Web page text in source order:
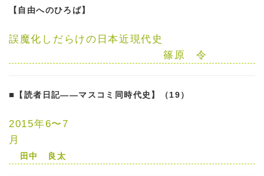
【自由へのひろば】
誤魔化しだらけの日本近現代史
篠原 令
■ 【読者日記——マスコミ同時代史】（19）
2015年6〜7
月
田中 良太